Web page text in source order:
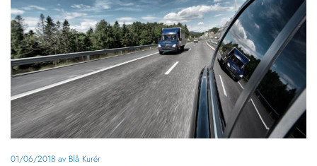
01/06/2018 av Blå Kurér